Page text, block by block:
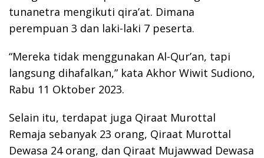
tunanetra mengikuti qira’at. Dimana
perempuan 3 dan laki-laki 7 peserta.
“Mereka tidak menggunakan Al-Qur’an, tapi
langsung dihafalkan,” kata Akhor Wiwit Sudiono,
Rabu 11 Oktober 2023.
Selain itu, terdapat juga Qiraat Murottal
Remaja sebanyak 23 orang, Qiraat Murottal
Dewasa 24 orang, dan Qiraat Mujawwad Dewasa